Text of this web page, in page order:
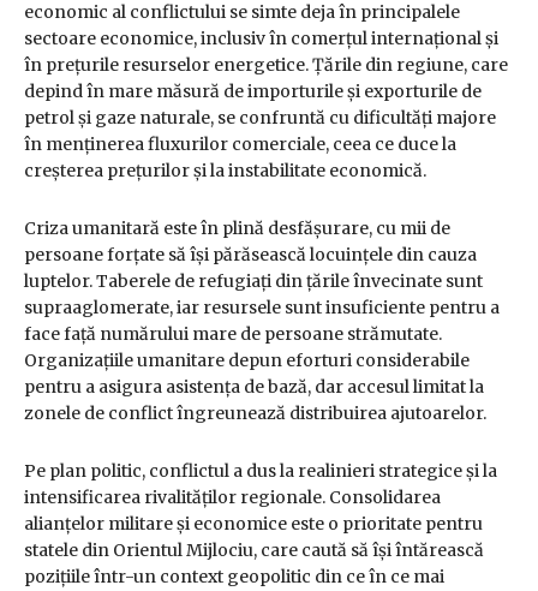
economic al conflictului se simte deja în principalele
sectoare economice, inclusiv în comerțul internațional și
în prețurile resurselor energetice. Țările din regiune, care
depind în mare măsură de importurile și exporturile de
petrol și gaze naturale, se confruntă cu dificultăți majore
în menținerea fluxurilor comerciale, ceea ce duce la
creșterea prețurilor și la instabilitate economică.
Criza umanitară este în plină desfășurare, cu mii de
persoane forțate să își părăsească locuințele din cauza
luptelor. Taberele de refugiați din țările învecinate sunt
supraaglomerate, iar resursele sunt insuficiente pentru a
face față numărului mare de persoane strămutate.
Organizațiile umanitare depun eforturi considerabile
pentru a asigura asistența de bază, dar accesul limitat la
zonele de conflict îngreunează distribuirea ajutoarelor.
Pe plan politic, conflictul a dus la realinieri strategice și la
intensificarea rivalităților regionale. Consolidarea
alianțelor militare și economice este o prioritate pentru
statele din Orientul Mijlociu, care caută să își întărească
pozițiile într-un context geopolitic din ce în ce mai